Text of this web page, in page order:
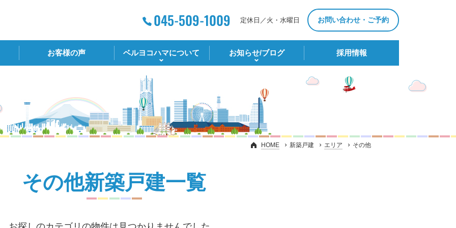
定休日／火・水曜日 お問い合わせ・ご予約
お客様の声 ベルヨコハマについて お知らせ/ブログ 採⽤情報
HOME 新築戸建 エリア その他
その他新築戸建一覧